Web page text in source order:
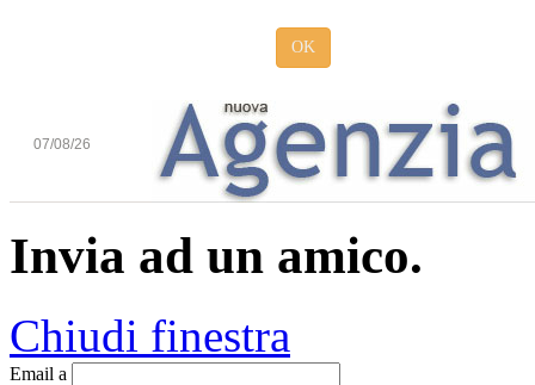
OK
07/08/26
Invia ad un amico.
Chiudi finestra
Email a